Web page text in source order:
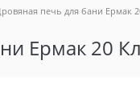
печь для бани Ермак
Ермак 20